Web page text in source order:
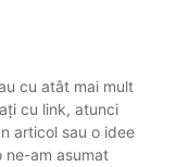
cu atât mai mult
cu link, atunci
articol sau o idee
ne-am asumat